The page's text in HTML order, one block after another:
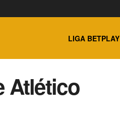
LIGA BETPLAY
Atlético